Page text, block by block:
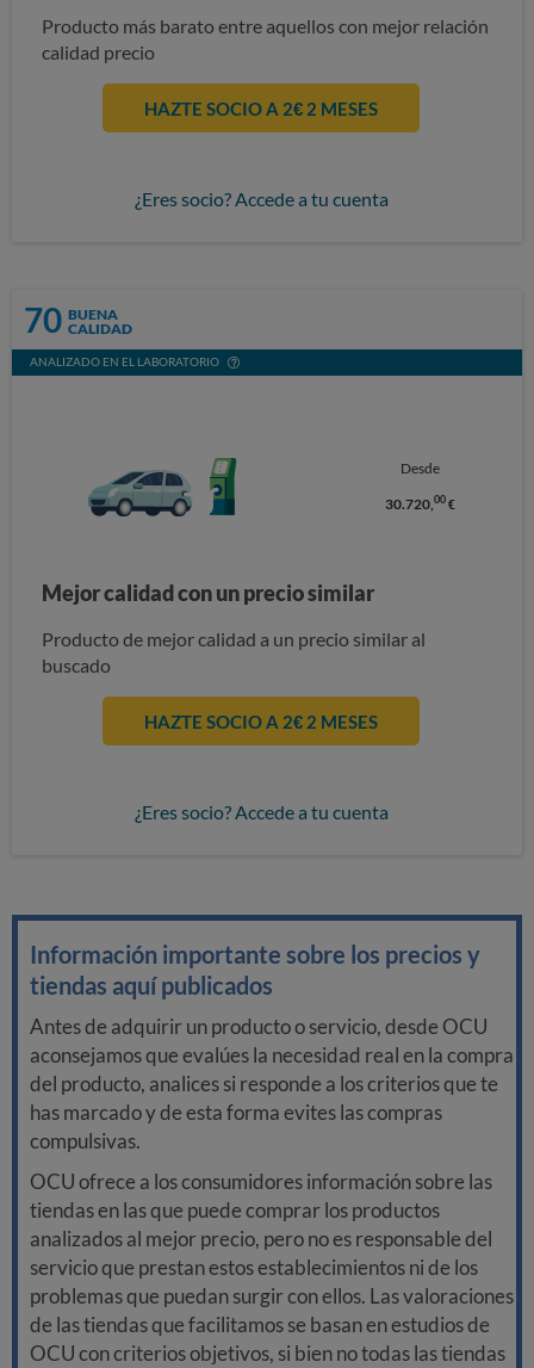
Producto más barato entre aquellos con mejor relación
calidad precio
HAZTE SOCIO A 2€ 2 MESES
¿Eres socio? Accede a tu cuenta
70 BUENA
CALIDAD
ANALIZADO EN EL LABORATORIO
Desde
30.720, 00€
Mejor calidad con un precio similar
Producto de mejor calidad a un precio similar al
buscado
HAZTE SOCIO A 2€ 2 MESES
¿Eres socio? Accede a tu cuenta
Información importante sobre los precios y
tiendas aquí publicados
Antes de adquirir un producto o servicio, desde OCU
aconsejamos que evalúes la necesidad real en la compra
del producto, analices si responde a los criterios que te
has marcado y de esta forma evites las compras
compulsivas.
OCU ofrece a los consumidores información sobre las
tiendas en las que puede comprar los productos
analizados al mejor precio, pero no es responsable del
servicio que prestan estos establecimientos ni de los
problemas que puedan surgir con ellos. Las valoraciones
de las tiendas que facilitamos se basan en estudios de
OCU con criterios objetivos, si bien no todas las tiendas